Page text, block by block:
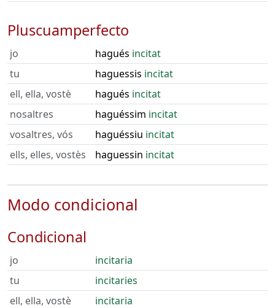
Pluscuamperfecto
jo hagués incitat
tu
haguessis incitat
ell, ella, vostè
hagués incitat
nosaltres
haguéssim incitat
vosaltres, vós
haguéssiu incitat
ells, elles, vostès
haguessin incitat
Modo condicional
Condicional
jo
incitaria
tu
incitaries
ell, ella, vostè
incitaria